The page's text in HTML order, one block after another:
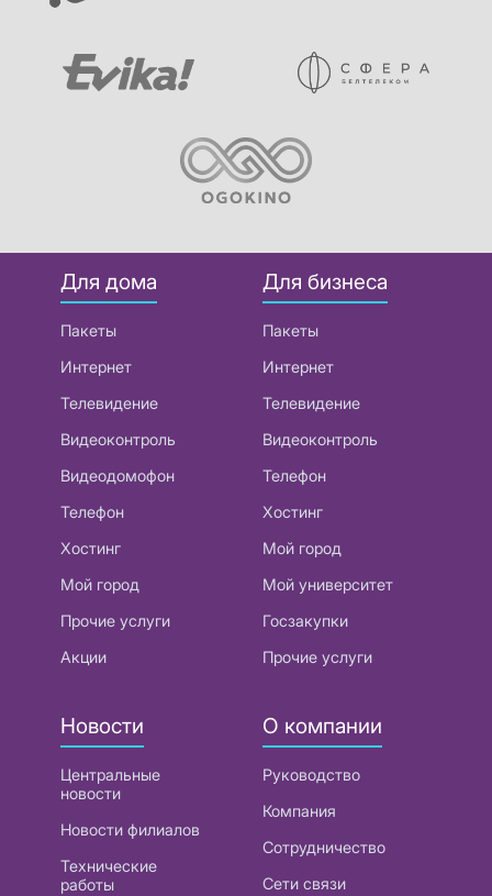
Для дома
Пакеты
Интернет
Телевидение
Видеоконтроль
Видеодомофон
Телефон
Хостинг
Мой город
Прочие услуги
Акции
Для бизнеса
Пакеты
Интернет
Телевидение
Видеоконтроль
Телефон
Хостинг
Мой город
Мой университет
Госзакупки
Прочие услуги
Новости
Центральные
новости
Новости филиалов
Технические
работы
О компании
Руководство
Компания
Сотрудничество
Сети связи